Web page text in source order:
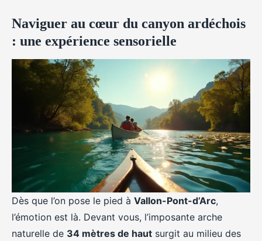
Naviguer au cœur du canyon ardéchois
: une expérience sensorielle
Dès que l’on pose le pied à Vallon-Pont-d’Arc,
l’émotion est là. Devant vous, l’imposante arche
naturelle de 34 mètres de haut surgit au milieu des